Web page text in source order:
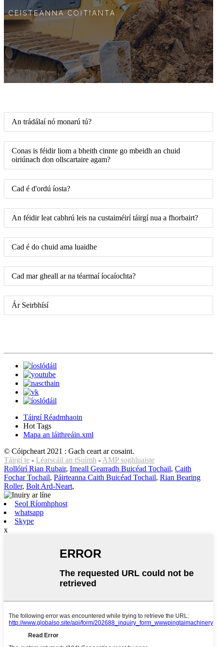
CEISTEANNA COITIANTA
An trádálaí nó monarú tú?
Conas is féidir liom a bheith cinnte go mbeidh an chuid
oiriúnach don ollscartaire agam?
Cad é d'ordú íosta?
An féidir leat cabhrú leis na custaiméirí táirgí nua a fhorbairt?
Cad é do chuid ama luaidhe
Cad mar gheall ar na téarmaí íocaíochta?
Ár Seirbhísí
Táirgí Réadmhaoin
Hot Tags
Mapa an láithreáin.xml
© Cóipcheart 2021 : Gach ceart ar cosaint.
Táirgí te - Léarscáil an tSuímh - AMP soghluaiste
Rollóirí Rian Rubair, Imeall Gearradh Buicéad Tochail, Caith
Fochar Tochail, Páirteanna Caith Buicéad Tochail, Rian Bearing
Roller, Bolt Ard-Neart,
Seol Ríomhphost
whatsapp
Skype
x